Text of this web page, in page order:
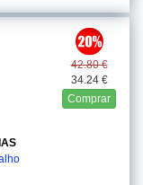
42.80 €
34.24 €
Comprar